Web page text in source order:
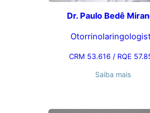
Dr. Paulo Bedê
CRM 53.616 / RQE
Saiba mais